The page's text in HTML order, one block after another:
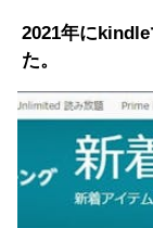
2021年に
た。